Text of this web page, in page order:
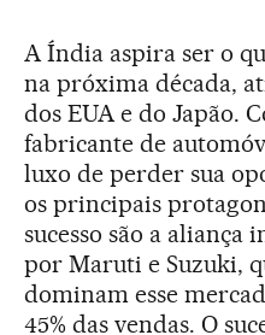
A Índia aspira ser o
na próxima década,
dos EUA e do Japão.
fabricante de
luxo de perder sua
os principais
sucesso são a aliança
por Maruti e Suzuki,
dominam esse
45% das vendas. O